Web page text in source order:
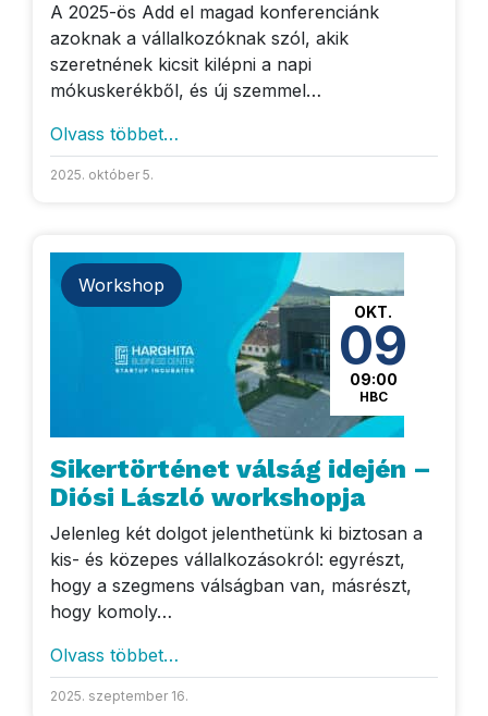
A 2025-ös Add el magad konferenciánk
azoknak a vállalkozóknak szól, akik
szeretnének kicsit kilépni a napi
mókuskerékből, és új szemmel…
Olvass többet…
2025. október 5.
Workshop
OKT.
09
09:00
HBC
Sikertörténet válság idején –
Diósi László workshopja
Jelenleg két dolgot jelenthetünk ki biztosan a
kis- és közepes vállalkozásokról: egyrészt,
hogy a szegmens válságban van, másrészt,
hogy komoly…
Olvass többet…
2025. szeptember 16.